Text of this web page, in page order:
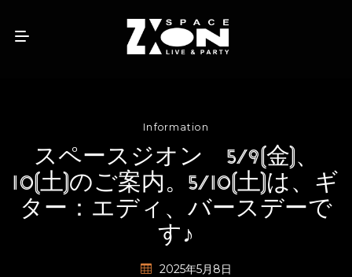
Information
スペースジオン 5/9(金)、
10(土)のご案内。5/10(土)は、ギ
ター：エディ、バースデーで
す♪
2025年5月8日